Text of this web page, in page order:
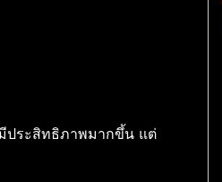
ประสิทธิภาพมากขึ้น แต่